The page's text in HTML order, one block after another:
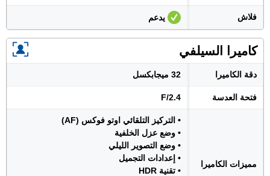
فلاش يدعم
كاميرا السيلفي
دقة الكاميرا 32 ميجابكسل
فتحة العدسة F/2.4
مميزات الكاميرا
• التركيز التلقائي اوتو فوكس (AF)
• وضع عزل الخلفية
• وضع التصوير الليلي
• إعدادات التجميل
• تقنية HDR